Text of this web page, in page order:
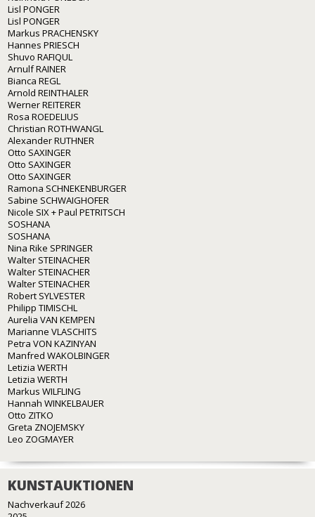
Lisl PONGER
Lisl PONGER
Markus PRACHENSKY
Hannes PRIESCH
Shuvo RAFIQUL
Arnulf RAINER
Bianca REGL
Arnold REINTHALER
Werner REITERER
Rosa ROEDELIUS
Christian ROTHWANGL
Alexander RUTHNER
Otto SAXINGER
Otto SAXINGER
Otto SAXINGER
Ramona SCHNEKENBURGER
Sabine SCHWAIGHOFER
Nicole SIX + Paul PETRITSCH
SOSHANA
SOSHANA
Nina Rike SPRINGER
Walter STEINACHER
Walter STEINACHER
Walter STEINACHER
Robert SYLVESTER
Philipp TIMISCHL
Aurelia VAN KEMPEN
Marianne VLASCHITS
Petra VON KAZINYAN
Manfred WAKOLBINGER
Letizia WERTH
Letizia WERTH
Markus WILFLING
Hannah WINKELBAUER
Otto ZITKO
Greta ZNOJEMSKY
Leo ZOGMAYER
KUNSTAUKTIONEN
Nachverkauf 2026